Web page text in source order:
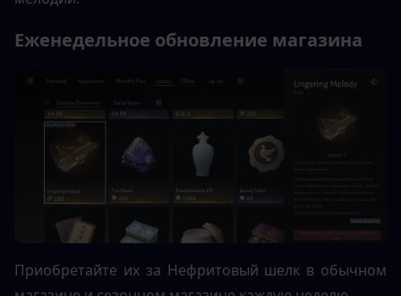
Еженедельное обновление магазина
Приобретайте их за Нефритовый шелк в обычном